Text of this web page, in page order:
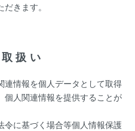
きます。
扱い
情報を個人データとして取得
個人関連情報を提供することが
令に基づく場合等個人情報保護